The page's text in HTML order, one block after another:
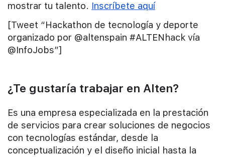
mostrar tu talento. Inscríbete aquí
[Tweet “Hackathon de tecnología y deporte
organizado por @altenspain #ALTENhack vía
@InfoJobs”]
¿Te gustaría trabajar en Alten?
Es una empresa especializada en la prestación
de servicios para crear soluciones de negocios
con tecnologías estándar, desde la
conceptualización y el diseño inicial hasta la